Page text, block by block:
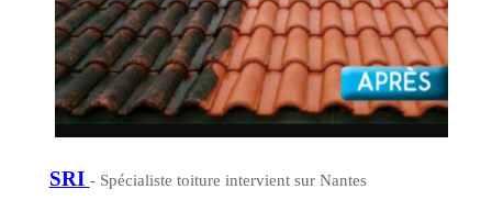
SRI - Spécialiste toiture intervient sur Nantes